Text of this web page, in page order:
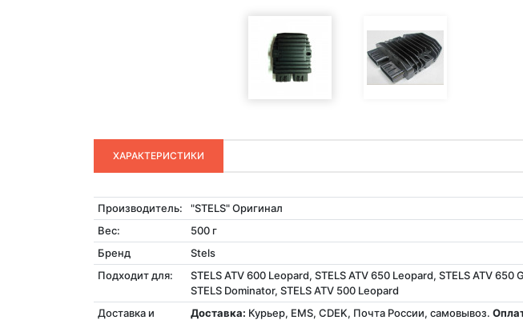
ХАРАКТЕРИСТИКИ
Производитель:
"STELS" Оригинал
Вес:
500 г
Бренд
Stels
Подходит для:
STELS ATV 600 Leopard, STELS ATV 650 Leopard, STELS ATV
STELS Dominator, STELS ATV 500 Leopard
Доставка и
Доставка: Курьер, EMS, CDEK, Почта России, самовывоз.